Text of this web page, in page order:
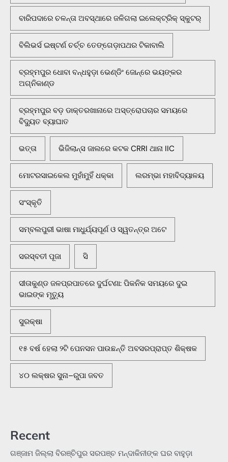
ବାରିପଦାରେ ଚଳନ୍ତା ଅବସ୍ଥାରେ ଜଳିଗଲା ଇଲେକ୍ଟ୍ରିକ୍ ସ୍କୁଟର୍
ବିଲିଭର୍ସ ଇଷ୍ଟର୍ଣ ଚର୍ଚ୍ଚ ତେଙ୍ଗେଡ଼ାପଥର ଟିକାବାଲି
ବ୍ରହ୍ମପୁର ଧୋବା ବନ୍ଧହୁଡ଼ା ଭେଣ୍ଡିଂ ଜୋନ୍‌ରେ ଭୟଙ୍କର
ଅଗ୍ନିକାଣ୍ଡ
ବ୍ରହ୍ମପୁର ବଡ଼ ଡାକ୍ତରଖାନାରେ ଅସ୍ତ୍ରୋପଚାର ସମୟରେ
ବିଦ୍ୟୁତ ବ୍ୟାଘାତ
ଭତ୍ତା ଭିଜିଲାନ୍ସ ଜାଲରେ କଟକ CRRI ଥାନା IIC
ମୋଟରସାଇକେଲ ମୁହାଁମୁହିଁ ଧକ୍କା ଲରମ୍ଭା ମହାବିଦ୍ୟାଳୟ
ସଂସ୍କୃତି
ସମ୍ବଲପୁରୀ ଭାଷା ମାଧୁର୍ଯ୍ୟପୂର୍ଣ ଓ ସ୍ୱତନ୍ତ୍ର ଅଟେ
ସରସ୍ବତୀ ପୂଜା ସି
ସୀତାକୁଣ୍ଡ ଜଳପ୍ରପାତରେ ଦୁର୍ଘଟଣା: ପିକନିକ ସମୟରେ ଦୁଇ
ଭାଇଙ୍କ ମୃତ୍ୟୁ
ସୁରକ୍ଷା
୧୫ ବର୍ଷ ହେଲା ୨ଟି ପେନସନ ପାଉଛନ୍ତି ଅବସରପ୍ରାପ୍ତ ଶିକ୍ଷକ
୪୦ ଲକ୍ଷର ସୁନା–ରୁପା ଜବତ
Recent
ଗଞ୍ଜାମ ଜିଲ୍ଲା ବିରଞ୍ଚିପୁର ସରପଞ୍ଚ ମନ୍ଦାକିନୀଙ୍କ ଘର ବାହୁଡ଼ା